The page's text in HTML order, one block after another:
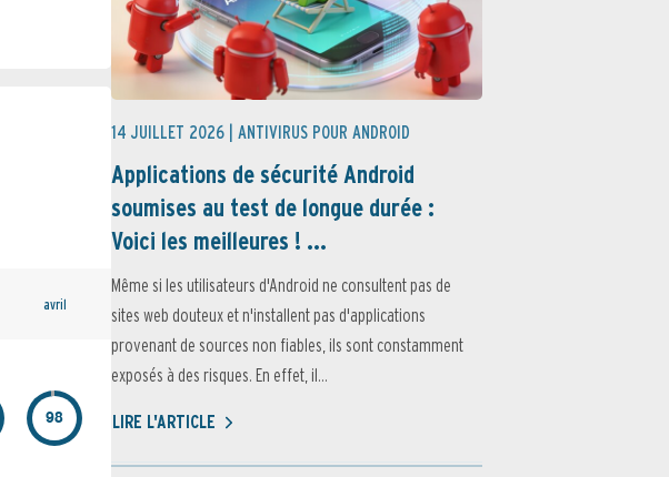
avril
98
14 JUILLET 2026 | ANTIVIRUS POUR ANDROID
Applications de sécurité Android
soumises au test de longue durée :
Voici les meilleures ! ...
Même si les utilisateurs d'Android ne consultent pas de
sites web douteux et n'installent pas d'applications
provenant de sources non fiables, ils sont constamment
exposés à des risques. En effet, il...
LIRE L'ARTICLE